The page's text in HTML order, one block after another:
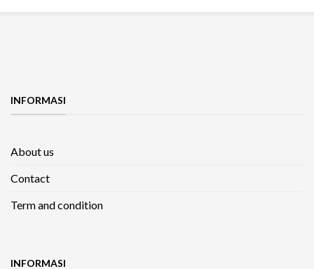
INFORMASI
About us
Contact
Term and condition
INFORMASI